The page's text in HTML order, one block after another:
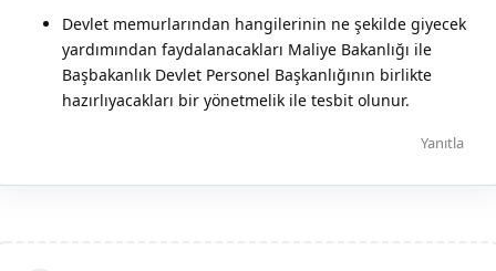
Devlet memurlarından hangilerinin ne şekilde giyecek
yardımından faydalanacakları Maliye Bakanlığı ile
Başbakanlık Devlet Personel Başkanlığının birlikte
hazırlıyacakları bir yönetmelik ile tesbit olunur.
Yanıtla